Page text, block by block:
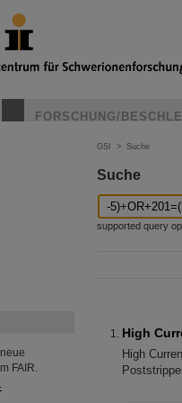
FORSCHUNG/
FAIR.
GSI > Suche
Suche
supported query
High
High